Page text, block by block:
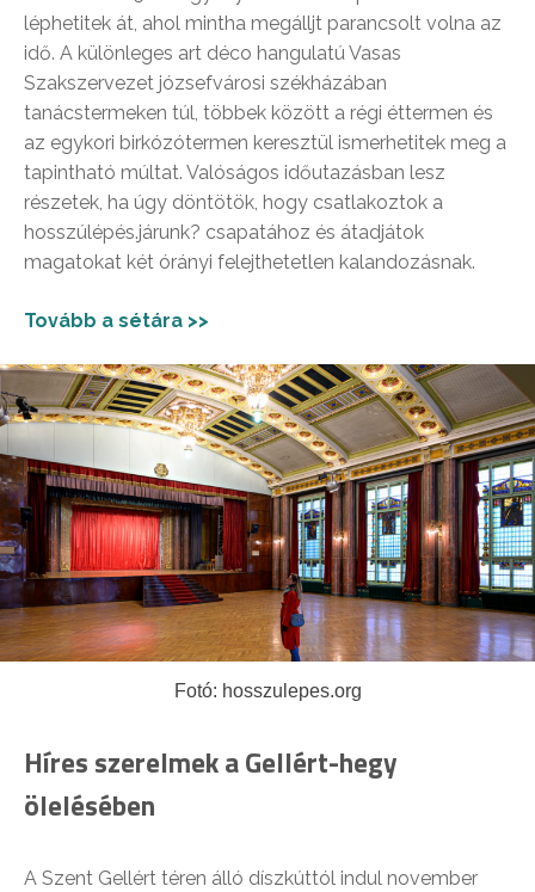
léphetitek át, ahol mintha megálljt parancsolt volna az
idő. A különleges art déco hangulatú Vasas
Szakszervezet józsefvárosi székházában
tanácstermeken túl, többek között a régi éttermen és
az egykori birkózótermen keresztül ismerhetitek meg a
tapintható múltat. Valóságos időutazásban lesz
részetek, ha úgy döntötök, hogy csatlakoztok a
hosszúlépés.járunk? csapatához és átadjátok
magatokat két órányi felejthetetlen kalandozásnak.
Tovább a sétára >>
Fotó: hosszulepes.org
Híres szerelmek a Gellért-hegy
ölelésében
A Szent Gellért téren álló díszkúttól indul november